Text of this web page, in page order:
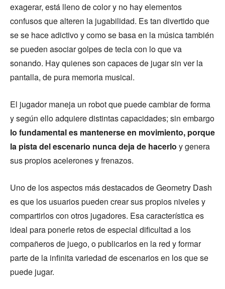
exagerar, está lleno de color y no hay elementos
confusos que alteren la jugabilidad. Es tan divertido que
se se hace adictivo y como se basa en la música también
se pueden asociar golpes de tecla con lo que va
sonando. Hay quienes son capaces de jugar sin ver la
pantalla, de pura memoria musical.
El jugador maneja un robot que puede cambiar de forma
y según ello adquiere distintas capacidades; sin embargo
lo fundamental es mantenerse en movimiento, porque
la pista del escenario nunca deja de hacerlo y genera
sus propios acelerones y frenazos.
Uno de los aspectos más destacados de Geometry Dash
es que los usuarios pueden crear sus propios niveles y
compartirlos con otros jugadores. Esa característica es
ideal para ponerle retos de especial dificultad a los
compañeros de juego, o publicarlos en la red y formar
parte de la infinita variedad de escenarios en los que se
puede jugar.